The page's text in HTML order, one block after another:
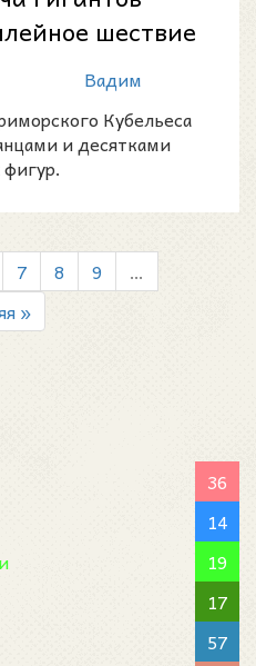
шествие
26
года
Вадим
Кубельеса
и десятками
7 8 9
…
»
36
14
19
17
57